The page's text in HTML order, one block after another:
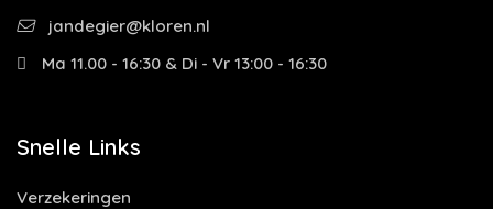
jandegier@kloren.nl
Ma 11.00 - 16:30 & Di - Vr 13:00 - 16:30
Snelle Links
Verzekeringen